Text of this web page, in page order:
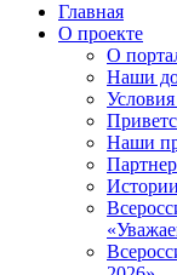
Главная
О проекте
О
Наши
Наши